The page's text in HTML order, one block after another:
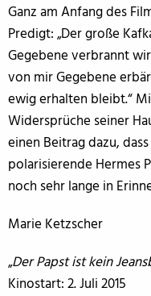
Ganz am Anfang des
Predigt: „Der große
Gegebene verbrannt
von mir Gegebene
ewig erhalten bleibt.“
Widersprüche seiner
einen Beitrag dazu,
polarisierende Hermes
noch sehr lange in
Marie Ketzscher
„Der Papst ist kein
Kinostart: 2. Juli 2015